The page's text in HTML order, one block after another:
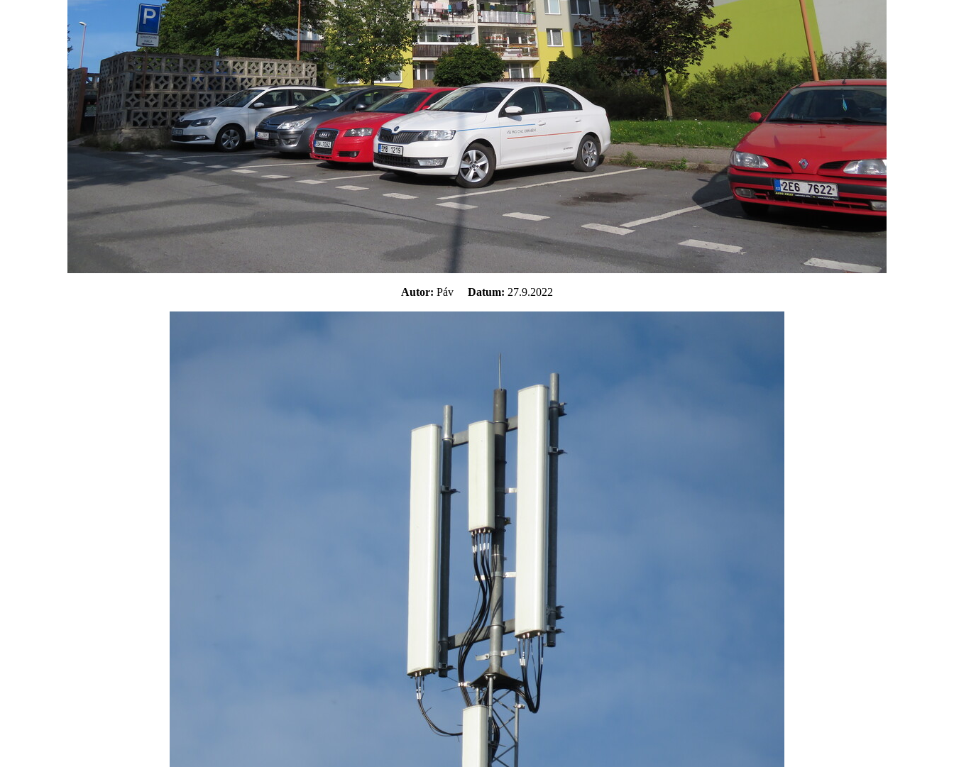
Autor: Páv Datum: 27.9.2022